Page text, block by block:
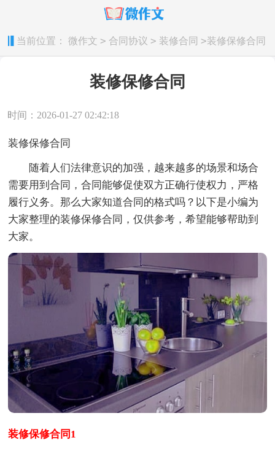
当前位置： 微作文 > 合同协议 > 装修合同 >装修保修合同
装修保修合同
时间：2026-01-27 02:42:18
装修保修合同
随着人们法律意识的加强，越来越多的场景和场合
需要用到合同，合同能够促使双方正确行使权力，严格
履行义务。那么大家知道合同的格式吗？以下是小编为
大家整理的装修保修合同，仅供参考，希望能够帮助到
大家。
装修保修合同1